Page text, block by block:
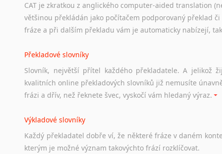
Studium v Austrálii
Soubor odkazů užitečných všem, kteří uvažují o studiu v
a zázemí, australské univerzity a samozřejmě i osobní
Práce v Austrálii
Odkazy poskytující cenné informace nekomerčního
hledat práci na internetu případně osobní zkušenosti
Hledáte-li
práci
stejná obecná pravidla, jako pro český životopis. Tak dost
CAT je zkratkou z anglického computer-aided translation
většinou překládán jako počítačem podporovaný překlad
fráze a při dalším překladu vám je automaticky nabízejí,
Překladové slovníky
Slovník, největší přítel každého překladatele. A jelikož
kvalitních online překladových slovníků již nemusíte
frázi a dřív, než řeknete švec, vyskočí vám hledaný výraz.
Výkladové slovníky
Každý překladatel dobře ví, že některé fráze v daném
kterým je možné význam takovýchto frází rozklíčovat.